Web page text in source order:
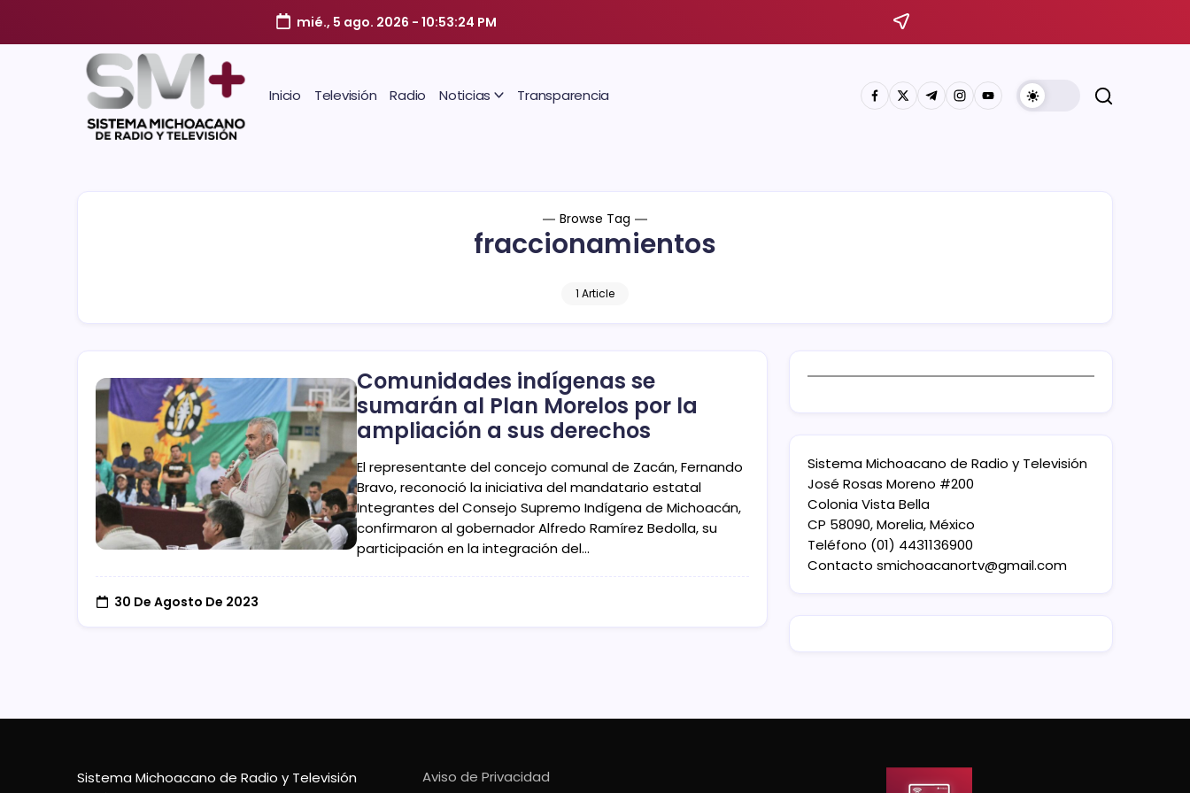
mié., 5 ago. 2026 -10:53:24 PM
Inicio Televisión Radio Noticias Transparencia
Browse Tag
fraccionamientos
1 Article
Comunidades indígenas se
sumarán al Plan Morelos por la
ampliación a sus derechos
El representante del concejo comunal de Zacán, Fernando
Bravo, reconoció la iniciativa del mandatario estatal
Integrantes del Consejo Supremo Indígena de Michoacán,
confirmaron al gobernador Alfredo Ramírez Bedolla, su
participación en la integración del…
30 De Agosto De 2023
Sistema Michoacano de Radio y Televisión
José Rosas Moreno #200
Colonia Vista Bella
CP 58090, Morelia, México
Teléfono (01) 4431136900
Contacto smichoacanortv@gmail.com
Sistema Michoacano de Radio y Televisión
Aviso de Privacidad